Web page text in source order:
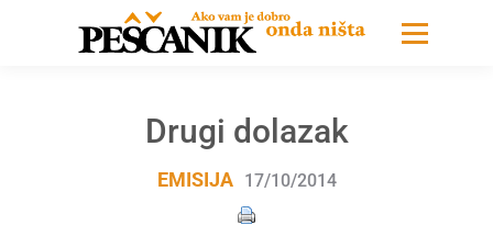
Drugi dolazak
EMISIJA 17/10/2014